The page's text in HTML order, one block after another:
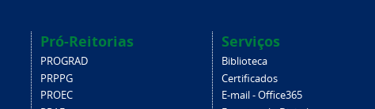
Pró-Reitorias
PROGRAD
PRPPG
PROEC
Serviços
Biblioteca
Certificados
E-mail - Office365